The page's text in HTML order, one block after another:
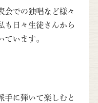
会での独唱など様々
も日々生徒さんから
ています。
手に弾いて楽しむと